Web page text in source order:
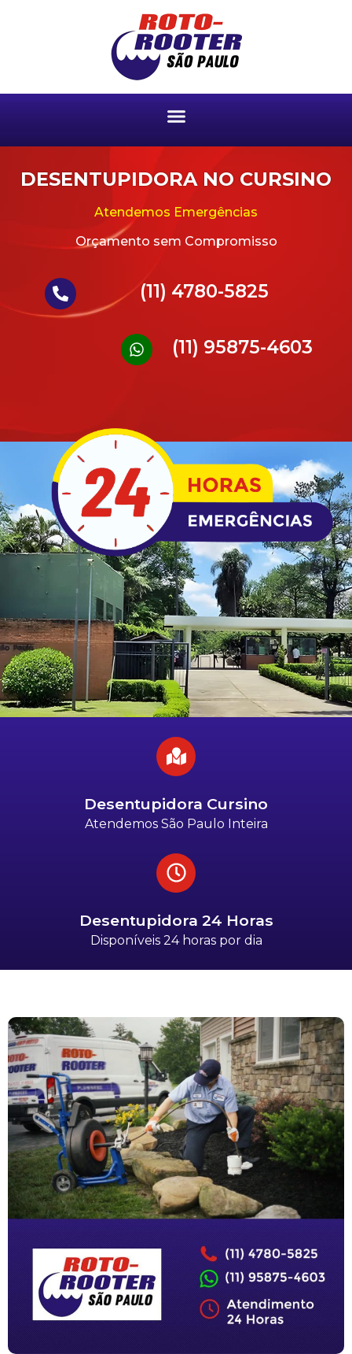
DESENTUPIDORA NO CURSINO
Atendemos Emergências
Orçamento sem Compromisso
(11) 4780-5825
(11) 95875-4603
Desentupidora Cursino
Atendemos São Paulo Inteira
Desentupidora 24 Horas
Disponíveis 24 horas por dia